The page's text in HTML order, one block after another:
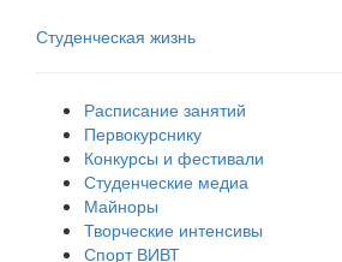
Студенческая жизнь
Расписание занятий
Первокурснику
Конкурсы и фестивали
Студенческие медиа
Майноры
Творческие интенсивы
Спорт ВИВТ